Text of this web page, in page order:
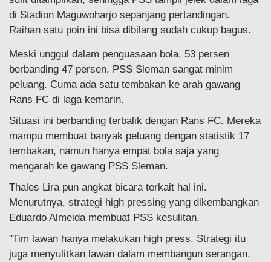
di Stadion Maguwoharjo sepanjang pertandingan.
Raihan satu poin ini bisa dibilang sudah cukup bagus.
Meski unggul dalam penguasaan bola, 53 persen
berbanding 47 persen, PSS Sleman sangat minim
peluang. Cuma ada satu tembakan ke arah gawang
Rans FC di laga kemarin.
Situasi ini berbanding terbalik dengan Rans FC. Mereka
mampu membuat banyak peluang dengan statistik 17
tembakan, namun hanya empat bola saja yang
mengarah ke gawang PSS Sleman.
Thales Lira pun angkat bicara terkait hal ini.
Menurutnya, strategi high pressing yang dikembangkan
Eduardo Almeida membuat PSS kesulitan.
"Tim lawan hanya melakukan high press. Strategi itu
juga menyulitkan lawan dalam membangun serangan.